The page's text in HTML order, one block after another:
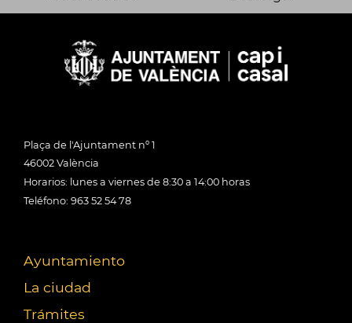
Plaça de l'Ajuntament nº 1
46002 València
Horarios: lunes a viernes de 8:30 a 14:00 horas
Teléfono: 963 52 54 78
Ayuntamiento
La ciudad
Trámites